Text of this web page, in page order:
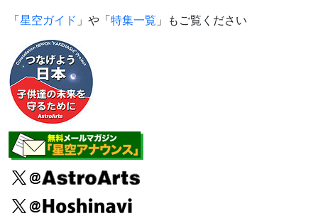
「星空ガイド 」や「特集一覧 」もご覧ください